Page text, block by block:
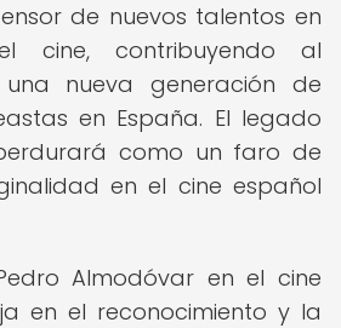
de nuevos talentos en
cine, contribuyendo al
nueva generación de
en España. El legado
como un faro de
en el cine español
Almodóvar en el cine
en el reconocimiento y la